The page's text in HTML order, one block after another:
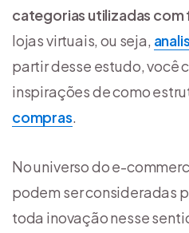
categorias utilizadas com
lojas virtuais, ou seja,
partir desse estudo, você
inspirações de como
compras.
No universo do e-
podem ser consideradas
toda inovação nesse